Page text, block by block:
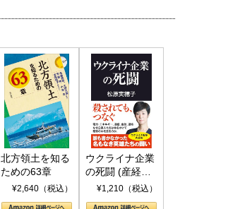
北方領土を知る
ための63章
¥2,640（税込）
ウクライナ企業
の死闘 (産経セ
レクト S 039)
¥1,210（税込）